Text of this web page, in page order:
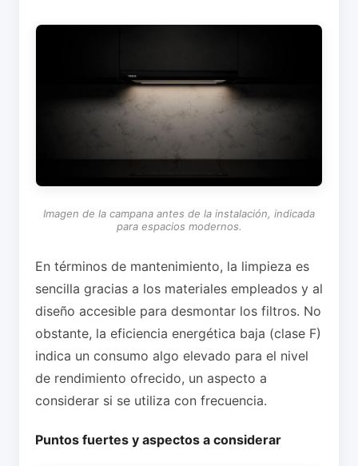
Imagen de la campana antes de la instalación, indicada
para espacios modernos.
En términos de mantenimiento, la limpieza es
sencilla gracias a los materiales empleados y al
diseño accesible para desmontar los filtros. No
obstante, la eficiencia energética baja (clase F)
indica un consumo algo elevado para el nivel
de rendimiento ofrecido, un aspecto a
considerar si se utiliza con frecuencia.
Puntos fuertes y aspectos a considerar